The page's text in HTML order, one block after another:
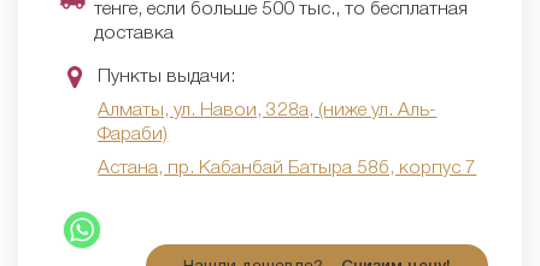
тенге, если больше 500 тыс., то бесплатная
доставка
Пункты выдачи:
Алматы, ул. Навои, 328а, (ниже ул. Аль-
Фараби)
Астана, пр. Кабанбай Батыра 58б, корпус 7